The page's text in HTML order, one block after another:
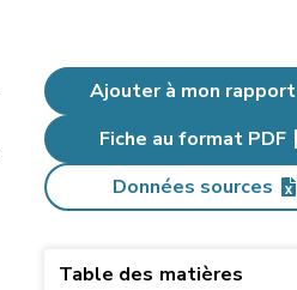
Ajouter à mon rapport
Fiche au format PDF
Données sources
Table des matières